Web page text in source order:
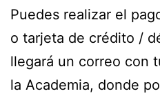
Puedes realizar el
o tarjeta de crédito /
llegará un correo con
la Academia, donde